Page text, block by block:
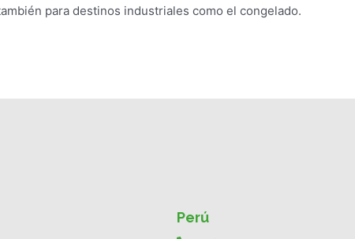
para destinos industriales como el congelado.
Perú